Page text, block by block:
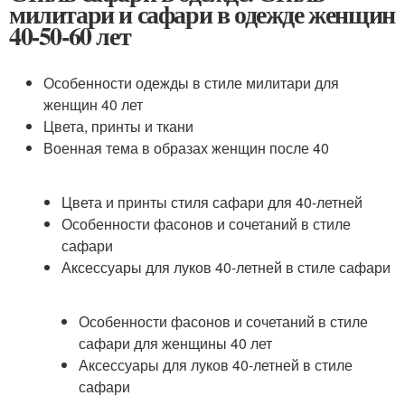
милитари и сафари в одежде женщин
40-50-60 лет
Особенности одежды в стиле милитари для
женщин 40 лет
Цвета, принты и ткани
Военная тема в образах женщин после 40
Цвета и принты стиля сафари для 40-летней
Особенности фасонов и сочетаний в стиле
сафари
Аксессуары для луков 40-летней в стиле сафари
Особенности фасонов и сочетаний в стиле
сафари для женщины 40 лет
Аксессуары для луков 40-летней в стиле
сафари